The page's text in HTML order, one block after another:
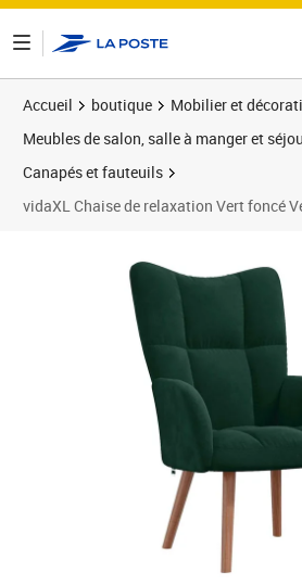
Accueil boutique
Mobilier et
Meubles de salon, salle à manger et
Canapés et fauteuils
vidaXL Chaise de relaxation Vert foncé